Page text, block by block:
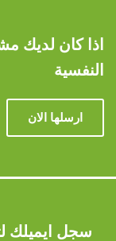
اذا كان لديك
النفسية
ارسلها الان
سجل ايميلك